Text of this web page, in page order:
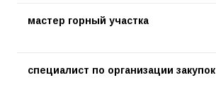
мастер горный участка
специалист по организации закупок